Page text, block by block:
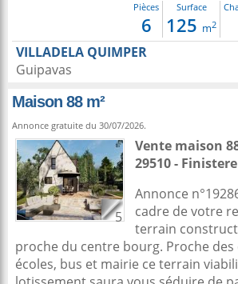
Pièces
6
Surface
125 m2
VILLADELA QUIMPER
Guipavas
Maison 88 m²
Annonce gratuite du 30/07/2026.
5
Vente maison
29510 -
Annonce
cadre de votre
terrain
proche du centre bourg. Proche des
écoles, bus et mairie ce terrain